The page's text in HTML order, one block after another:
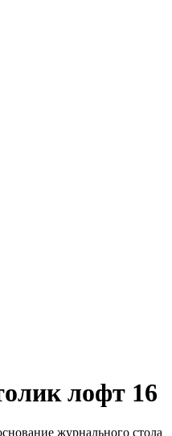
лофт 16
журнального стола